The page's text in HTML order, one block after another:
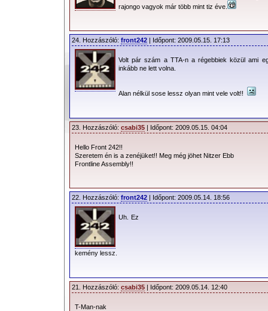
rajongo vagyok már több mint tiz éve.
24. Hozzászóló: front242 | Időpont: 2009.05.15. 17:13
Volt pár szám a TTA-n a régebbiek közül ami
inkább ne lett volna.
Alan nélkül sose lessz olyan mint vele volt!!
23. Hozzászóló: csabi35 | Időpont: 2009.05.15. 04:04
Hello Front 242!!
Szeretem én is a zenéjüket!! Meg még jöhet Nitzer Ebb
Frontline Assembly!!
22. Hozzászóló: front242 | Időpont: 2009.05.14. 18:56
Uh. Ez
kemény lessz.
21. Hozzászóló: csabi35 | Időpont: 2009.05.14. 12:40
T-Man-nak